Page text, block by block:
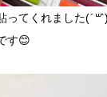
ってくれました(´꒳`
す😊